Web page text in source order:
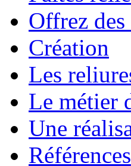
Offrez
Création
Les
Le métier
Une
Références